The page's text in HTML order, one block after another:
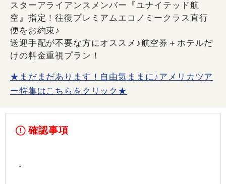
スターアライアンスメンバー『ユナイテッド航
空』指定！往復プレミアムエコノミークラス直行
便をお約束♪
送迎手配が不要な方にオススメ♪航空券＋ホテルだ
けの料金重視プラン！
★まだまだあります！自由気ままに♪アメリカツア
ー特集はこちらをクリック★
確認事項
・